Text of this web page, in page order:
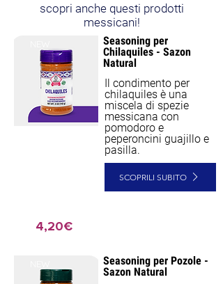
scopri anche questi prodotti
messicani!
Seasoning per
Chilaquiles - Sazon
Natural
Il condimento per
chilaquiles è una
miscela di spezie
messicana con
pomodoro e
peperoncini guajillo e
pasilla.
SCOPRILI SUBITO
4,20€
Seasoning per Pozole -
Sazon Natural